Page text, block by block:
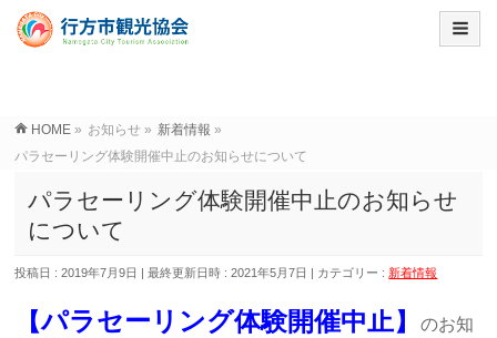
HOME » お知らせ » 新着情報 »
パラセーリング体験開催中止のお知らせについて
パラセーリング体験開催中止のお知らせ
について
投稿日 : 2019年7月9日 最終更新日時 : 2021年5月7日 カテゴリー : 新着情報
【パラセーリング体験開催中止】のお知